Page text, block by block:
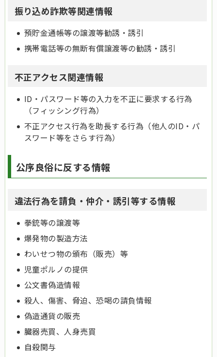
振り込め詐欺等関連情報
預貯金通帳等の譲渡等勧誘・誘引
携帯電話等の無断有償譲渡等の勧誘・誘引
不正アクセス関連情報
ID・パスワード等の入力を不正に要求する行為
（フィッシング行為）
不正アクセス行為を助長する行為（他人のID・パ
スワード等をさらす行為）
公序良俗に反する情報
違法行為を請負・仲介・誘引等する情報
拳銃等の譲渡等
爆発物の製造方法
わいせつ物の頒布（販売）等
児童ポルノの提供
公文書偽造情報
殺人、傷害、脅迫、恐喝の請負情報
偽造通貨の販売
臓器売買、人身売買
自殺関与